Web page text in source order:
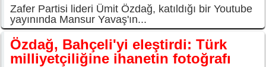
Zafer Partisi lideri Ümit Özdağ, katıldığı bir Youtube
yayınında Mansur Yavaş'ın...
Özdağ, Bahçeli'yi eleştirdi: Türk
milliyetçiliğine ihanetin fotoğrafı